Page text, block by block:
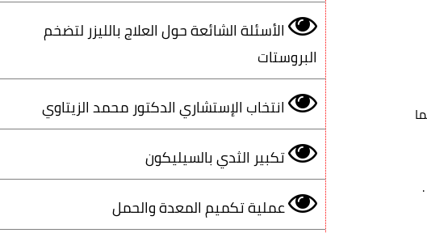
.
الأسئلة الشائعة حول العلاج بالليزر لتضخم
البروستات
انتخاب الإستشاري الدكتور محمد الزيتاوي
تكبير الثدي بالسيليكون
عملية تكميم المعدة والحمل